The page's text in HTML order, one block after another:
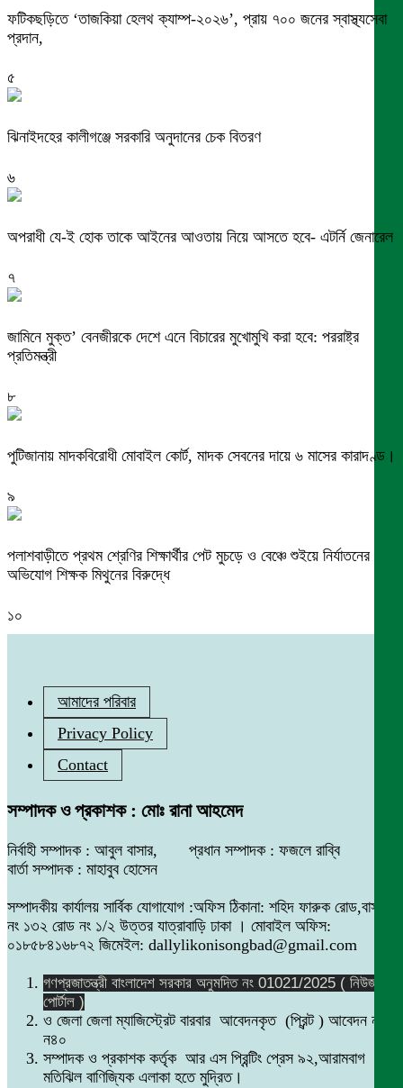
ফটিকছড়িতে ‘তাজকিয়া হেলথ ক্যাম্প-২০২৬’, প্রায় ৭০০ জনের স্বাস্থ্যসেবা
প্রদান,
৫
ঝিনাইদহের কালীগঞ্জে সরকারি অনুদানের চেক বিতরণ
৬
অপরাধী যে-ই হোক তাকে আইনের আওতায় নিয়ে আসতে হবে- এটর্নি জেনারেল
৭
জামিনে মুক্ত’ বেনজীরকে দেশে এনে বিচারের মুখোমুখি করা হবে: পররাষ্ট্র
প্রতিমন্ত্রী
৮
পুটিজানায় মাদকবিরোধী মোবাইল কোর্ট, মাদক সেবনের দায়ে ৬ মাসের কারাদণ্ড।
৯
পলাশবাড়ীতে প্রথম শ্রেণির শিক্ষার্থীর পেট মুচড়ে ও বেঞ্চে শুইয়ে নির্যাতনের
অভিযোগ শিক্ষক মিথুনের বিরুদ্ধে
১০
আমাদের পরিবার
Privacy Policy
Contact
সম্পাদক ও প্রকাশক : মোঃ রানা আহমেদ
নির্বাহী সম্পাদক : আবুল বাসার, প্রধান সম্পাদক : ফজলে রাব্বি
বার্তা সম্পাদক : মাহাবুব হোসেন
সম্পাদকীয় কার্যালয় সার্বিক যোগাযোগ :অফিস ঠিকানা: শহিদ ফারুক রোড,বাসা
নং ১৩২ রোড নং ১/২ উত্তর যাত্রাবাড়ি ঢাকা । মোবাইল অফিস:
০১৮৫৮৪১৬৮৭২ জিমেইল: dallylikonisongbad@gmail.com
গণপ্রজাতন্ত্রী বাংলাদেশ সরকার অনুমদিত নং 01021/2025 ( নিউজ
পোর্টাল )
ও জেলা জেলা ম্যাজিস্ট্রেট বারবার আবেদনকৃত (প্রিন্ট ) আবেদন নং
ন৪০
সম্পাদক ও প্রকাশক কর্তৃক আর এস প্রিন্টিং প্রেস ৯২,আরামবাগ
মতিঝিল বাণিজ্যিক এলাকা হতে মুদ্রিত।